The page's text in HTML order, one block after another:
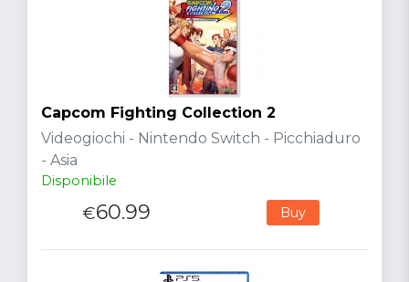
Capcom Fighting Collection 2
Videogiochi - Nintendo Switch - Picchiaduro
- Asia
Disponibile
€60.99 Buy